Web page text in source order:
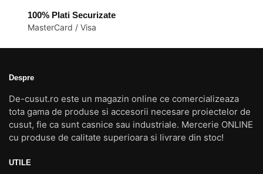
100% Plati Securizate
MasterCard / Visa
Despre
De-cusut.ro este un magazin online ce comercializeaza
tota gama de produse si accesorii necesare proiectelor de
cusut, fie ca sunt casnice sau industriale. Mercerie ONLINE
cu produse de calitate superioara si livrare din stoc!
UTILE